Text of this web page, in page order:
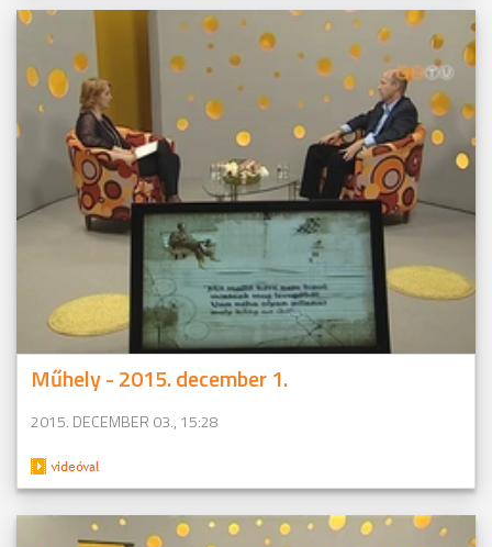
Műhely - 2015. december 1.
2015. DECEMBER 03., 15:28